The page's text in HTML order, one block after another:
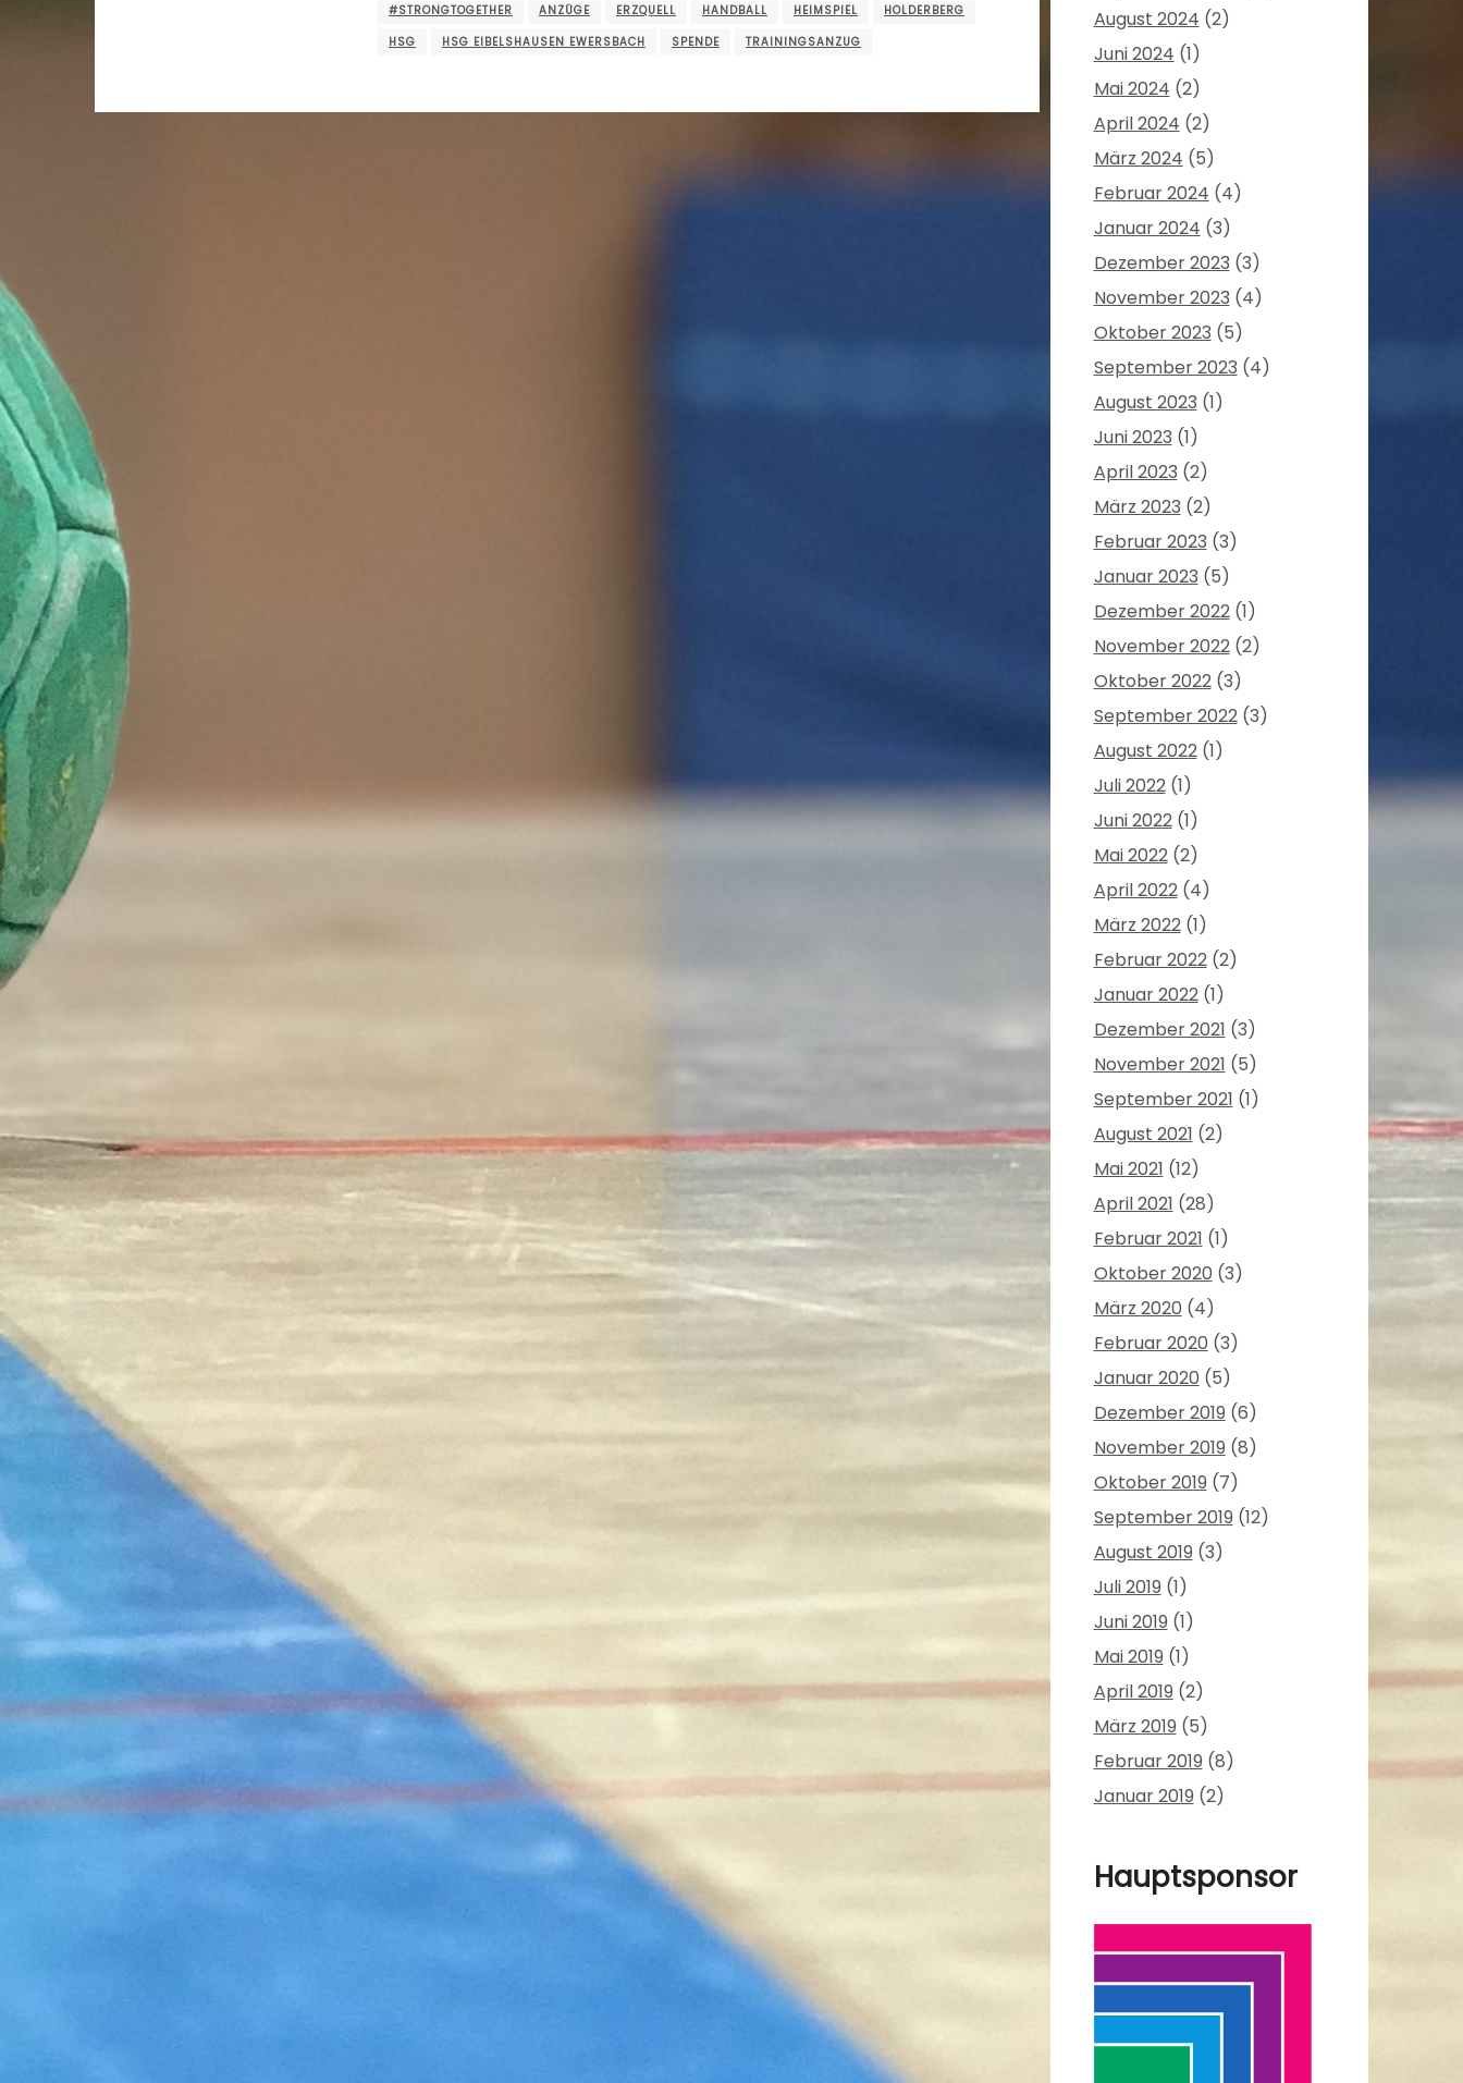
#STRONGTOGETHER ANZÜGE ERZQUELL HANDBALL HEIMSPIEL
HOLDERBERG
HSG
HSG EIBELSHAUSEN EWERSBACH SPENDE TRAININGSANZUG
August 2024 (2)
Juni 2024 (1)
Mai 2024 (2)
April 2024 (2)
März 2024 (5)
Februar 2024 (4)
Januar 2024 (3)
Dezember 2023 (3)
November 2023 (4)
Oktober 2023 (5)
September 2023 (4)
August 2023 (1)
Juni 2023 (1)
April 2023 (2)
März 2023 (2)
Februar 2023 (3)
Januar 2023 (5)
Dezember 2022(1)
November 2022(2)
Oktober 2022(3)
September 2022(3)
August 2022(1)
Juli 2022(1)
Juni 2022(1)
Mai 2022(2)
April 2022(4)
März 2022(1)
Februar 2022(2)
Januar 2022(1)
Dezember 2021 (3)
November 2021 (5)
September 2021 (1)
August 2021 (2)
Mai 2021 (12)
April 2021 (28)
Februar 2021 (1)
Oktober 2020 (3)
März 2020 (4)
Februar 2020 (3)
Januar 2020 (5)
Dezember 2019 (6)
November 2019 (8)
Oktober 2019 (7)
September 2019 (12)
August 2019 (3)
Juli 2019 (1)
Juni 2019 (1)
Mai 2019 (1)
April 2019 (2)
März 2019 (5)
Februar 2019 (8)
Januar 2019 (2)
Hauptsponsor